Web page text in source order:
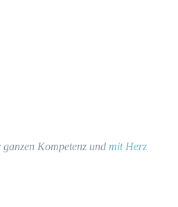
Kompetenz und mit Herz